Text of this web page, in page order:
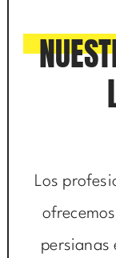
Los
persianas